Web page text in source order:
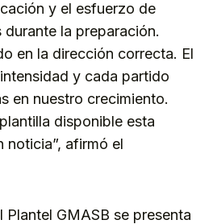
y el esfuerzo de
la preparación.
en la dirección correcta. El
y cada partido
en nuestro crecimiento.
disponible esta
noticia”, afirmó el
Plantel GMASB se presenta